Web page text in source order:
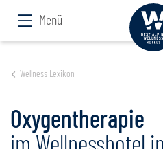
Menü
Wellness Lexikon
Oxygentherapie
im Wellnesshotel